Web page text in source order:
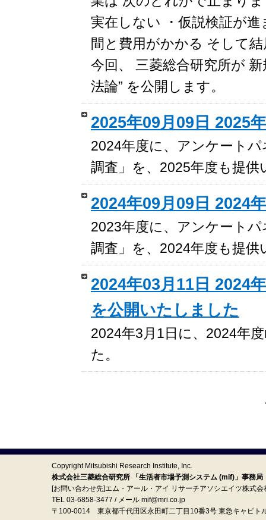
実在しない ・仮説検証が
間と費用がかかる そして
今回、 三菱総合研究所が
法論” を公開します。
2025年09月09日 2025
2024年度に、アンケート
調査」を、2025年度も提供
2024年09月09日 2024
2023年度に、アンケート
調査」を、2024年度も提供
2024年03月11日 2024
を公開いたしました
2024年3月1日に、2024年
た。
Copyright Mitsubishi Research Institute, Inc.
株式会社三菱総合研究所 「生活者市場予測システム (mif)」事務局
[お問い合わせ先]エム・アール・アイ リサーチアソシエイツ株式会
TEL 03-6858-3477 / メール mif@mri.co.jp
〒100‐0014 東京都千代田区永田町二丁目10番3号 東急キャピト